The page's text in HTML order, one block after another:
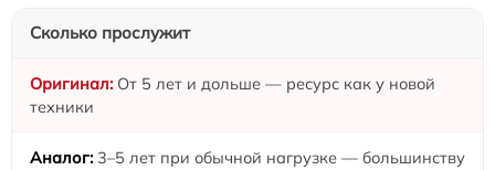
Сколько прослужит
От 5 лет и дольше — ресурс как у новой
техники
3–5 лет при обычной нагрузке — большинству